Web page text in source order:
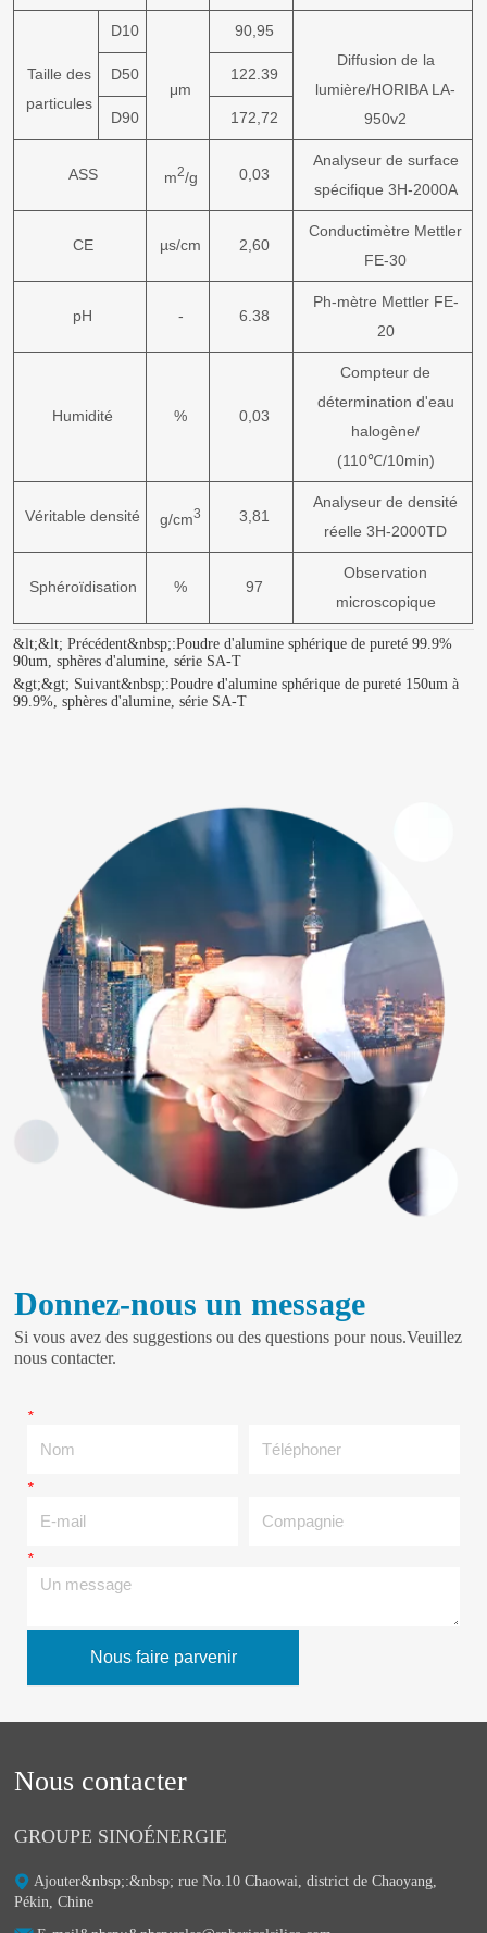
Taille des
particules
D10
μm
90,95
Diffusion de la
lumière/HORIBA LA-
950v2
D50 122.39
D90 172,72
ASS m2/g 0,03
Analyseur de surface
spécifique 3H-2000A
CE µs/cm 2,60
Conductimètre Mettler
FE-30
pH - 6.38
Ph-mètre Mettler FE-
20
Humidité % 0,03
Compteur de
détermination d'eau
halogène/
(110℃/10min)
Véritable densité g/cm3 3,81
Analyseur de densité
réelle 3H-2000TD
Sphéroïdisation % 97
Observation
microscopique
&lt;&lt; Précédent&nbsp;:Poudre d'alumine sphérique de pureté 99.9%
90um, sphères d'alumine, série SA-T
&gt;&gt; Suivant&nbsp;:Poudre d'alumine sphérique de pureté 150um à
99.9%, sphères d'alumine, série SA-T
Donnez-nous un message
Si vous avez des suggestions ou des questions pour nous.Veuillez
nous contacter.
*Nom
*E-mail
*Un message
Nous faire parvenir
Nous contacter
GROUPE SINOÉNERGIE
Ajouter&nbsp;:&nbsp;ㅤ rue No.10 Chaowai, district de Chaoyang,
Pékin, Chine